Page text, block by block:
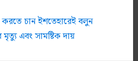
করতে চান ইশতেহারেই বলুন
এবং সামষ্টিক দায়